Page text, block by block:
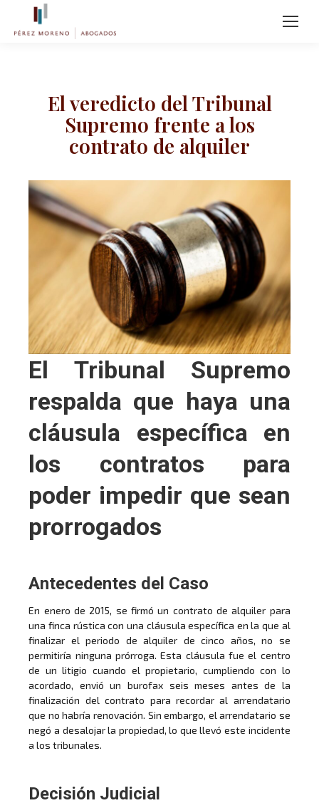
El veredicto del Tribunal
Supremo frente a los
contrato de alquiler
El Tribunal Supremo
respalda que haya una
cláusula específica en
los contratos para
poder impedir que sean
prorrogados
Antecedentes del Caso
En enero de 2015, se firmó un contrato de alquiler para
una finca rústica con una cláusula específica en la que al
finalizar el periodo de alquiler de cinco años, no se
permitiría ninguna prórroga. Esta cláusula fue el centro
de un litigio cuando el propietario, cumpliendo con lo
acordado, envió un burofax seis meses antes de la
finalización del contrato para recordar al arrendatario
que no habría renovación. Sin embargo, el arrendatario se
negó a desalojar la propiedad, lo que llevó este incidente
a los tribunales.
Decisión Judicial